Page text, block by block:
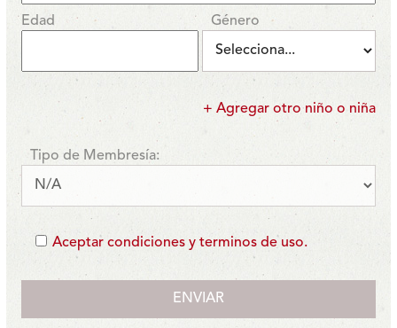
Edad Género
+ Agregar otro niño o niña
Tipo de Membresía:
Aceptar condiciones y terminos de uso.